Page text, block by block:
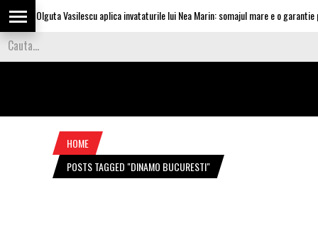
Olguta Vasilescu aplica invataturile lui Nea Marin: somajul mare e o garantie
HOME
POSTS TAGGED "DINAMO BUCURESTI"